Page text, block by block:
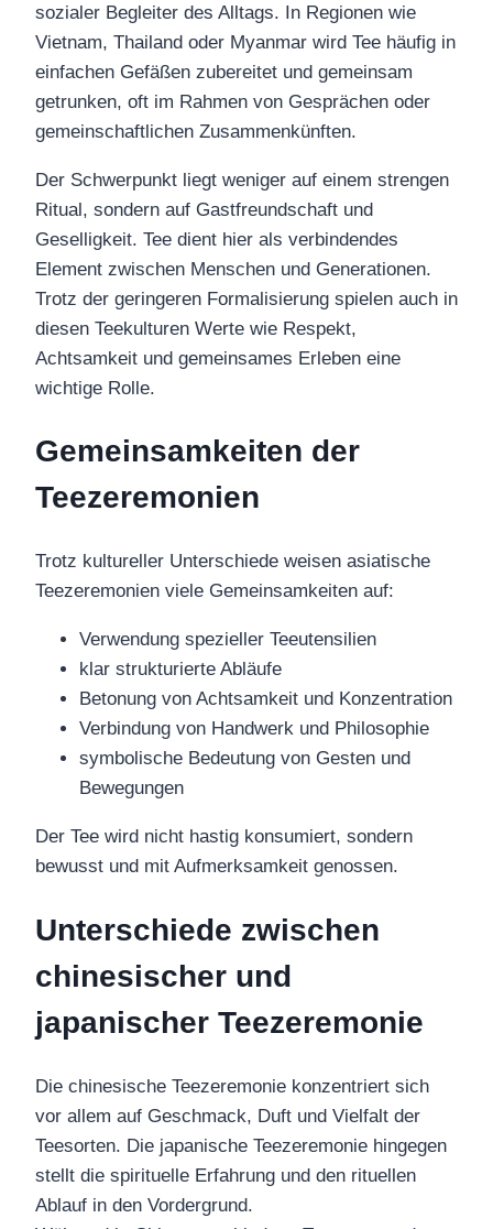
sozialer Begleiter des Alltags. In Regionen wie
Vietnam, Thailand oder Myanmar wird Tee häufig in
einfachen Gefäßen zubereitet und gemeinsam
getrunken, oft im Rahmen von Gesprächen oder
gemeinschaftlichen Zusammenkünften.
Der Schwerpunkt liegt weniger auf einem strengen
Ritual, sondern auf Gastfreundschaft und
Geselligkeit. Tee dient hier als verbindendes
Element zwischen Menschen und Generationen.
Trotz der geringeren Formalisierung spielen auch in
diesen Teekulturen Werte wie Respekt,
Achtsamkeit und gemeinsames Erleben eine
wichtige Rolle.
Gemeinsamkeiten der
Teezeremonien
Trotz kultureller Unterschiede weisen asiatische
Teezeremonien viele Gemeinsamkeiten auf:
Verwendung spezieller Teeutensilien
klar strukturierte Abläufe
Betonung von Achtsamkeit und Konzentration
Verbindung von Handwerk und Philosophie
symbolische Bedeutung von Gesten und
Bewegungen
Der Tee wird nicht hastig konsumiert, sondern
bewusst und mit Aufmerksamkeit genossen.
Unterschiede zwischen
chinesischer und
japanischer Teezeremonie
Die chinesische Teezeremonie konzentriert sich
vor allem auf Geschmack, Duft und Vielfalt der
Teesorten. Die japanische Teezeremonie hingegen
stellt die spirituelle Erfahrung und den rituellen
Ablauf in den Vordergrund.